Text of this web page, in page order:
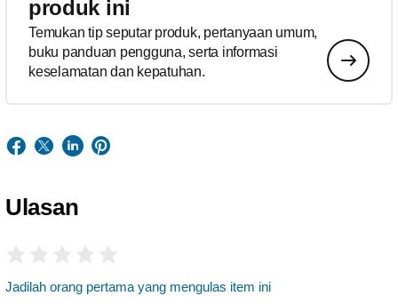
produk ini
Temukan tip seputar produk, pertanyaan umum,
buku panduan pengguna, serta informasi
keselamatan dan kepatuhan.
Ulasan
Jadilah orang pertama yang mengulas item ini